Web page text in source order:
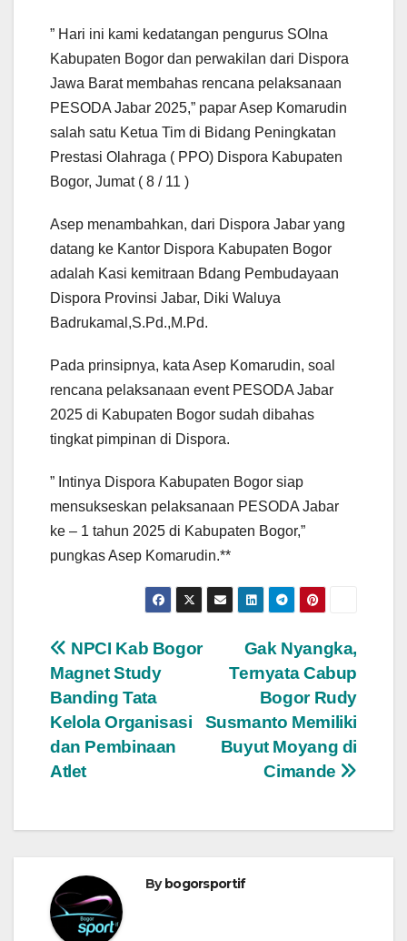
” Hari ini kami kedatangan pengurus SOIna
Kabupaten Bogor dan perwakilan dari Dispora
Jawa Barat membahas rencana pelaksanaan
PESODA Jabar 2025,” papar Asep Komarudin
salah satu Ketua Tim di Bidang Peningkatan
Prestasi Olahraga ( PPO) Dispora Kabupaten
Bogor, Jumat ( 8 / 11 )
Asep menambahkan, dari Dispora Jabar yang
datang ke Kantor Dispora Kabupaten Bogor
adalah Kasi kemitraan Bdang Pembudayaan
Dispora Provinsi Jabar, Diki Waluya
Badrukamal,S.Pd.,M.Pd.
Pada prinsipnya, kata Asep Komarudin, soal
rencana pelaksanaan event PESODA Jabar
2025 di Kabupaten Bogor sudah dibahas
tingkat pimpinan di Dispora.
” Intinya Dispora Kabupaten Bogor siap
mensukseskan pelaksanaan PESODA Jabar
ke – 1 tahun 2025 di Kabupaten Bogor,”
pungkas Asep Komarudin.**
Navigasi
pos
Gak Nyangka,
Ternyata Cabup
Bogor Rudy
Susmanto Memiliki
Buyut Moyang di
Cimande
NPCI Kab Bogor
Magnet Study
Banding Tata
Kelola Organisasi
dan Pembinaan
Atlet
Bybogorsportif